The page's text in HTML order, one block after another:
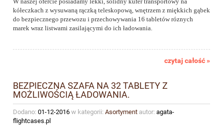
kółeczkach z wysuwaną rączką teleskopową, wnętrzem z miękkich gąbek
do bezpiecznego przewozu i przechowywania 16 tabletów róznych
marek wraz listwami zasilającymi do ich ładowania.
czytaj całość »
BEZPIECZNA SZAFA NA 32 TABLETY Z
MOŻLIWOŚCIĄ ŁADOWANIA.
Dodano: 01-12-2016 w kategorii: Asortyment autor: agata-
flightcases.pl